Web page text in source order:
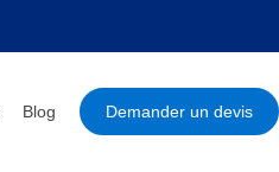
Blog Demander un devis